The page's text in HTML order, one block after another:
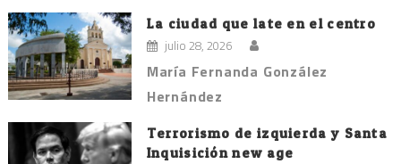
entradas
La ciudad que late en el centro
julio 28, 2026
María Fernanda González
Hernández
Terrorismo de izquierda y Santa
Inquisición new age